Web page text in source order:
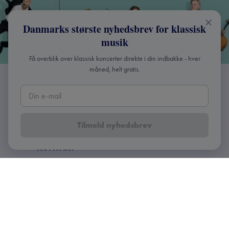
KONTAKT
Danmarks største nyhedsbrev for klassisk
musik
Få overblik over klassisk koncerter direkte i din indbakke - hver
måned, helt gratis.
Tilmeld nyhedsbrev